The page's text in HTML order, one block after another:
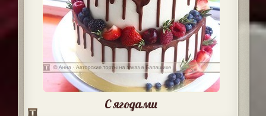
С ягодами